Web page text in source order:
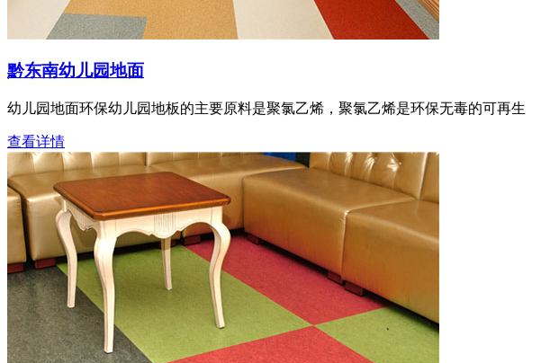
黔东南幼儿园地面
幼儿园地面环保幼儿园地板的主要原料是聚氯乙烯，聚氯乙烯是环保无毒的可再生
查看详情